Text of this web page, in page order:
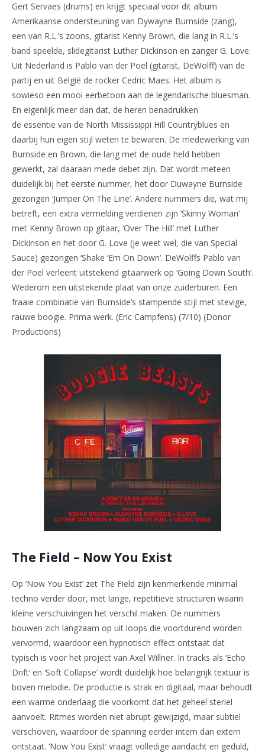
Gert Servaes (drums) en krijgt speciaal voor dit album
Amerikaanse ondersteuning van Dywayne Burnside (zang),
een van R.L.’s zoons, gitarist Kenny Brown, die lang in R.L.’s
band speelde, slidegitarist Luther Dickinson en zanger G. Love.
Uit Nederland is Pablo van der Poel (gitarist, DeWolff) van de
partij en uit België de rocker Cedric Maes. Het album is
sowieso een mooi eerbetoon aan de legendarische bluesman.
En eigenlijk meer dan dat, de heren benadrukken
de essentie van de North Mississippi Hill Countryblues en
daarbij hun eigen stijl weten te bewaren. De medewerking van
Burnside en Brown, die lang met de oude held hebben
gewerkt, zal daaraan mede debet zijn. Dat wordt meteen
duidelijk bij het eerste nummer, het door Duwayne Burnside
gezongen ‘Jumper On The Line’. Andere nummers die, wat mij
betreft, een extra vermelding verdienen zijn ‘Skinny Woman’
met Kenny Brown op gitaar, ‘Over The Hill’ met Luther
Dickinson en het door G. Love (je weet wel, die van Special
Sauce) gezongen ‘Shake ‘Em On Down’. DeWolffs Pablo van
der Poel verleent uitstekend gitaarwerk op ‘Going Down South’.
Wederom een uitstekende plaat van onze zuiderburen. Een
fraaie combinatie van Burnside’s stampende stijl met stevige,
rauwe boogie. Prima werk. (Eric Campfens) (7/10) (Donor
Productions)
The Field – Now You Exist
Op ‘Now You Exist’ zet The Field zijn kenmerkende minimal
techno verder door, met lange, repetitieve structuren waarin
kleine verschuivingen het verschil maken. De nummers
bouwen zich langzaam op uit loops die voortdurend worden
vervormd, waardoor een hypnotisch effect ontstaat dat
typisch is voor het project van Axel Willner. In tracks als ‘Echo
Drift’ en ‘Soft Collapse’ wordt duidelijk hoe belangrijk textuur is
boven melodie. De productie is strak en digitaal, maar behoudt
een warme onderlaag die voorkomt dat het geheel steriel
aanvoelt. Ritmes worden niet abrupt gewijzigd, maar subtiel
verschoven, waardoor de spanning eerder intern dan extern
ontstaat. ‘Now You Exist’ vraagt volledige aandacht en geduld,